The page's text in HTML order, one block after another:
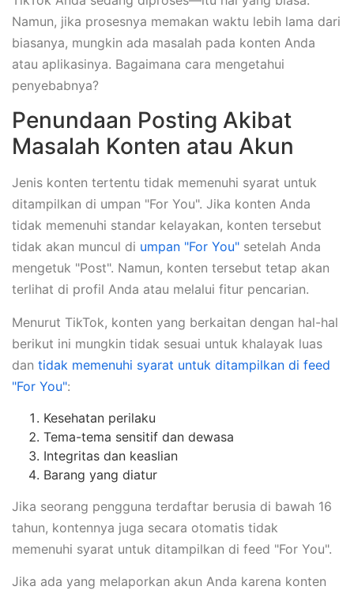
Namun, jika prosesnya memakan waktu lebih lama dari
biasanya, mungkin ada masalah pada konten Anda
atau aplikasinya. Bagaimana cara mengetahui
penyebabnya?
Penundaan Posting Akibat
Masalah Konten atau Akun
Jenis konten tertentu tidak memenuhi syarat untuk
ditampilkan di umpan "For You". Jika konten Anda
tidak memenuhi standar kelayakan, konten tersebut
tidak akan muncul di umpan "For You" setelah Anda
mengetuk "Post". Namun, konten tersebut tetap akan
terlihat di profil Anda atau melalui fitur pencarian.
Menurut TikTok, konten yang berkaitan dengan hal-hal
berikut ini mungkin tidak sesuai untuk khalayak luas
dan tidak memenuhi syarat untuk ditampilkan di feed
"For You":
Kesehatan perilaku
Tema-tema sensitif dan dewasa
Integritas dan keaslian
Barang yang diatur
Jika seorang pengguna terdaftar berusia di bawah 16
tahun, kontennya juga secara otomatis tidak
memenuhi syarat untuk ditampilkan di feed "For You".
Jika ada yang melaporkan akun Anda karena konten